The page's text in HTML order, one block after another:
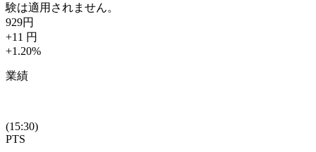
験は適用されません。
929円
+11 円
+1.20%
業績
(15:30)
PTS